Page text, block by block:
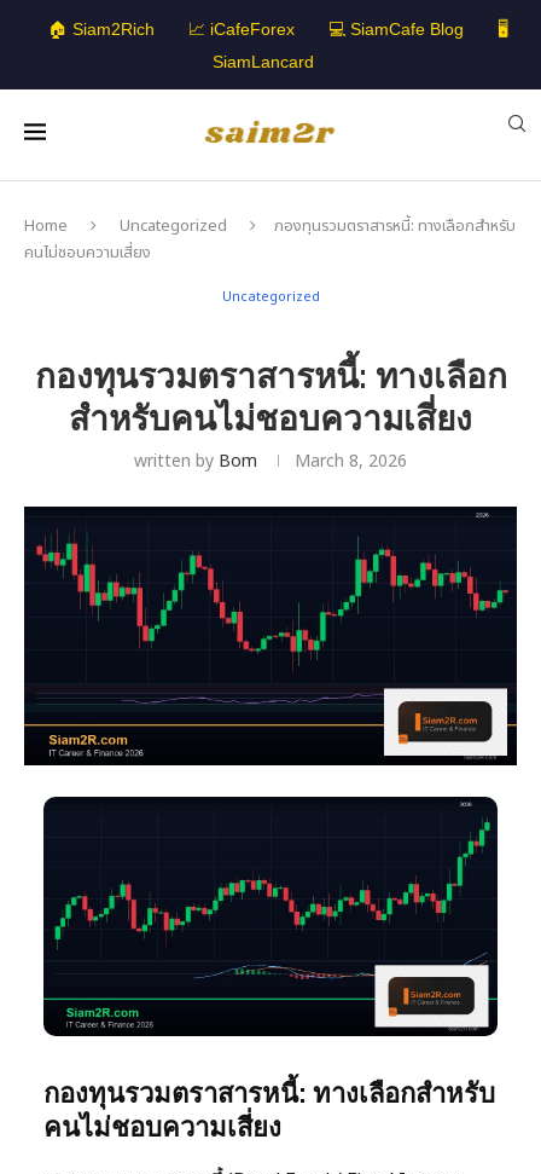
🏠 Siam2Rich 📈 iCafeForex 💻 SiamCafe Blog
🖥️
SiamLancard
Home Uncategorized
กองทุนรวมตราสารหนี้: ทางเลือกสำหรับ
คนไม่ชอบความเสี่ยง
Uncategorized
กองทุนรวมตราสารหนี้: ทางเลือก
สำหรับคนไม่ชอบความเสี่ยง
written by Bom March 8, 2026
กองทุนรวมตราสารหนี้: ทางเลือกสำหรับ
คนไม่ชอบความเสี่ยง